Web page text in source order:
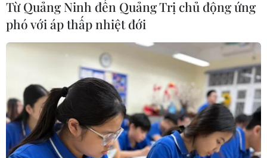
07/08/2026 07:34
Tây Ninh thúc đẩy bình dân học vụ
số, tạo động lực phát triển kinh tế số
07/08/2026 07:17
Luật Phát triển đô thị góp phần thể
chế hóa đổi mới mô hình phát triển
Từ Quảng Ninh đến Quảng Trị chủ động ứng
phó với áp thấp nhiệt đới